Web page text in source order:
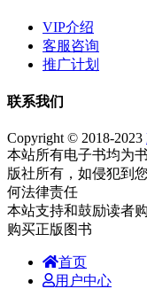
VIP介绍
客服咨询
推广计划
联系我们
Copyright © 2018-2023
本站所有电子书均为
版社所有，如侵犯到
何法律责任
本站支持和鼓励读者
购买正版图书
首页
用户中心